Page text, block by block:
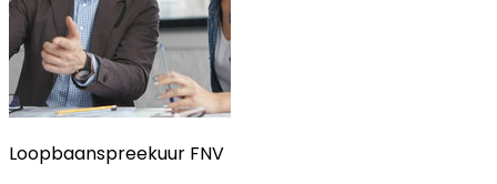
Loopbaanspreekuur FNV